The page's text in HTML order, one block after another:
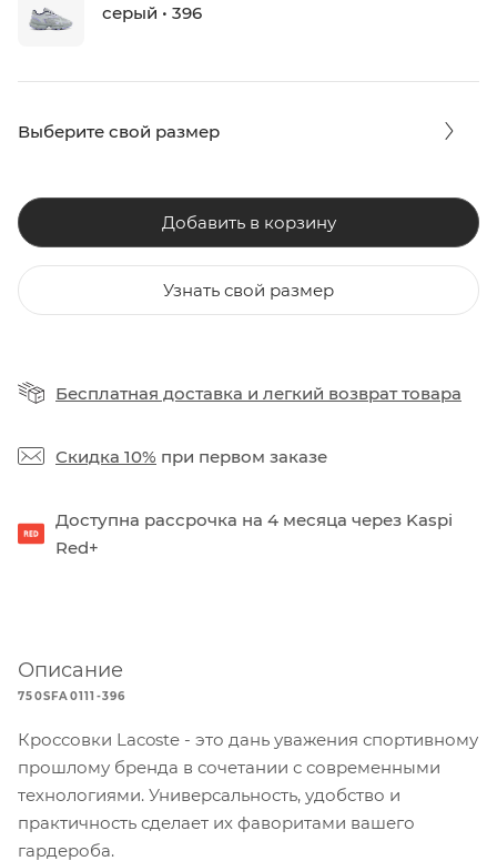
серый • 396
Выберите свой размер
Добавить в корзину
Узнать свой размер
Бесплатная доставка и легкий возврат товара
Скидка 10% при первом заказе
Доступна рассрочка на 4 месяца через Kaspi
Red+
Описание
750SFA0111-396
Кроссовки Lacoste - это дань уважения спортивному
прошлому бренда в сочетании с современными
технологиями. Универсальность, удобство и
практичность сделает их фаворитами вашего
гардероба.